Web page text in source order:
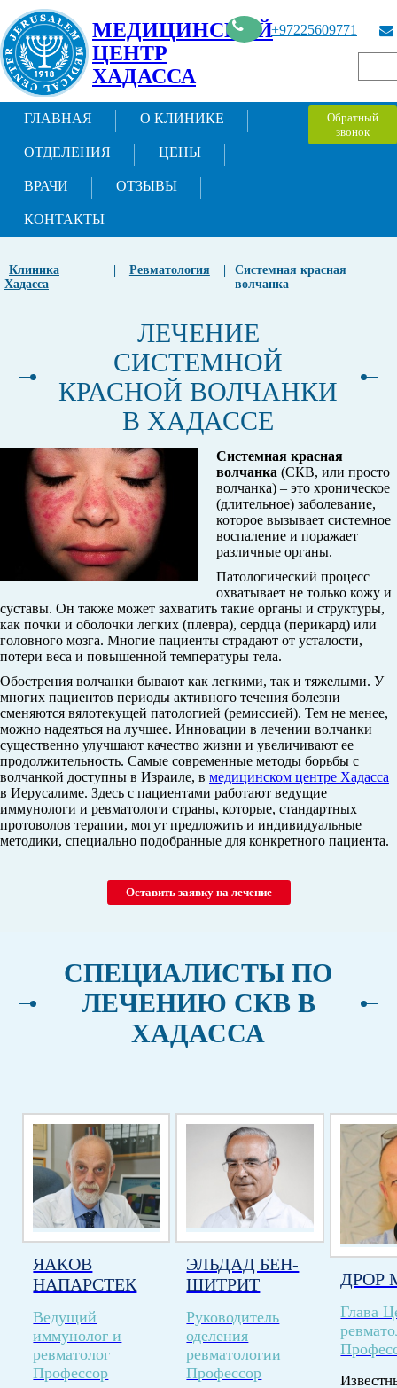
МЕДИЦИНСКИЙ
ЦЕНТР
ХАДАССА
+97225609771
ГЛАВНАЯ О КЛИНИКЕ
ОТДЕЛЕНИЯ ЦЕНЫ
ВРАЧИ ОТЗЫВЫ
КОНТАКТЫ
Обратный
звонок
Клиника
Хадасса
Ревматология
Системная красная
волчанка
ЛЕЧЕНИЕ
СИСТЕМНОЙ
КРАСНОЙ ВОЛЧАНКИ
В ХАДАССЕ
Системная красная
волчанка (СКВ, или просто
волчанка) – это хроническое
(длительное) заболевание,
которое вызывает системное
воспаление и поражает
различные органы.
Патологический процесс
охватывает не только кожу и
суставы. Он также может захватить такие органы и структуры,
как почки и оболочки легких (плевра), сердца (перикард) или
головного мозга. Многие пациенты страдают от усталости,
потери веса и повышенной температуры тела.
Обострения волчанки бывают как легкими, так и тяжелыми. У
многих пациентов периоды активного течения болезни
сменяются вялотекущей патологией (ремиссией). Тем не менее,
можно надеяться на лучшее. Инновации в лечении волчанки
существенно улучшают качество жизни и увеличивают ее
продолжительность. Самые современные методы борьбы с
волчанкой доступны в Израиле, в медицинском центре Хадасса
в Иерусалиме. Здесь с пациентами работают ведущие
иммунологи и ревматологи страны, которые, стандартных
протоволов терапии, могут предложить и индивидуальные
методики, специально подобранные для конкретного пациента.
Оставить заявку на лечение
СПЕЦИАЛИСТЫ ПО
ЛЕЧЕНИЮ СКВ В
ХАДАССА
ЯАКОВ
НАПАРСТЕК
Ведущий
иммунолог и
ревматолог
Профессор
ЭЛЬДАД БЕН-
ШИТРИТ
Руководитель
оделения
ревматологии
Профессор
ДРОР
Глава